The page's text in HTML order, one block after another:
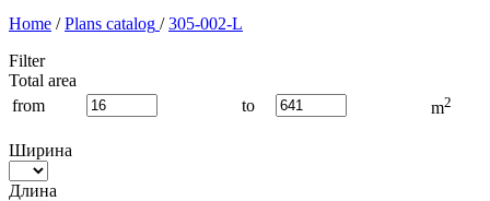
Home / Plans catalog / 305-002-L
Filter
Total area
from
to m2
Ширина
Длина